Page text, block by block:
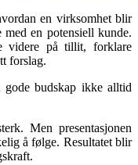
en virksomhet blir
en potensiell kunde.
videre på tillit, forklare
forslag.
budskap ikke alltid
Men presentasjonen
å følge. Resultatet blir